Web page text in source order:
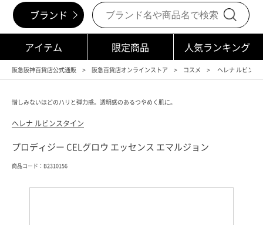
ブランド
アイテム 限定商品 人気ランキング
阪急阪神百貨店公式通販 阪急百貨店オンラインストア コスメ ヘレナ ルビン
惜しみないほどのハリと弾力感。透明感のあるつやめく肌に。
ヘレナ ルビンスタイン
プロディジー CELグロウ エッセンス エマルジョン
商品コード：B2310156